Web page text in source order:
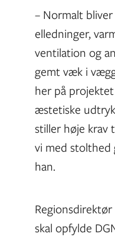
– Normalt
elledninger,
ventilation og
gemt væk i
her på
æstetiske
stiller høje krav
vi med stolthed
han.
skal opfylde